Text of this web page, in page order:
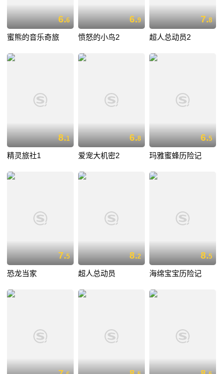
6.6
蜜熊的音乐奇旅
6.9
愤怒的小鸟2
7.8
超人总动员2
8.1
精灵旅社1
6.8
爱宠大机密2
6.5
玛雅蜜蜂历险记
7.5
恐龙当家
8.2
超人总动员
8.5
海绵宝宝历险记